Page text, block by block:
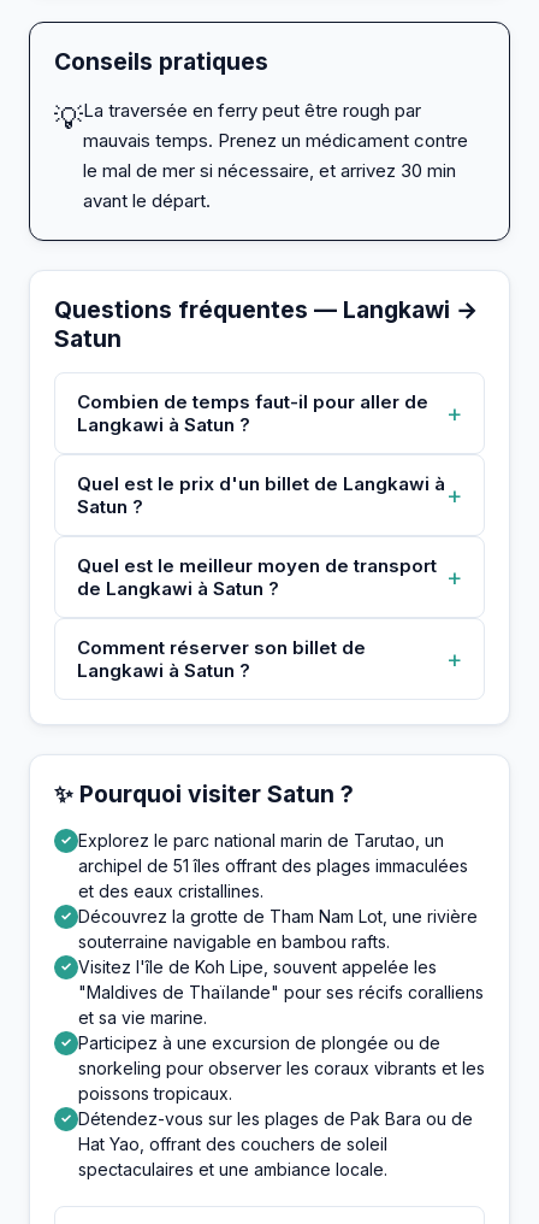
Conseils pratiques
💡La traversée en ferry peut être rough par
mauvais temps. Prenez un médicament contre
le mal de mer si nécessaire, et arrivez 30 min
avant le départ.
Questions fréquentes — Langkawi →
Satun
Combien de temps faut-il pour aller de
Langkawi à Satun ?
+
Quel est le prix d'un billet de Langkawi à
Satun ?
+
Quel est le meilleur moyen de transport
de Langkawi à Satun ?
+
Comment réserver son billet de
Langkawi à Satun ?
+
✨ Pourquoi visiter Satun ?
✓ Explorez le parc national marin de Tarutao, un
archipel de 51 îles offrant des plages immaculées
et des eaux cristallines.
✓ Découvrez la grotte de Tham Nam Lot, une rivière
souterraine navigable en bambou rafts.
✓ Visitez l'île de Koh Lipe, souvent appelée les
"Maldives de Thaïlande" pour ses récifs coralliens
et sa vie marine.
✓ Participez à une excursion de plongée ou de
snorkeling pour observer les coraux vibrants et les
poissons tropicaux.
✓ Détendez-vous sur les plages de Pak Bara ou de
Hat Yao, offrant des couchers de soleil
spectaculaires et une ambiance locale.